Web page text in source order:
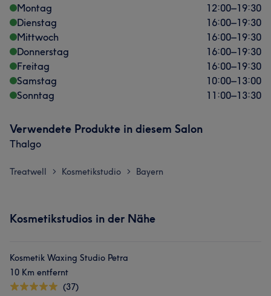
Montag
12:00–19:30
Dienstag
16:00–19:30
Mittwoch
16:00–19:30
Donnerstag
16:00–19:30
Freitag
16:00–19:30
Samstag
10:00–13:00
Sonntag
11:00–13:30
Verwendete Produkte in diesem Salon
Thalgo
Treatwell > Kosmetikstudio > Bayern
Kosmetikstudios in der Nähe
Kosmetik Waxing Studio Petra
10 Km entfernt
(37)